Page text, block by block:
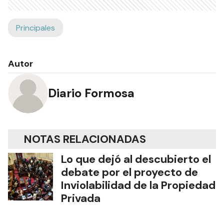
Principales
Autor
Diario Formosa
NOTAS RELACIONADAS
Lo que dejó al descubierto el
debate por el proyecto de
Inviolabilidad de la Propiedad
Privada